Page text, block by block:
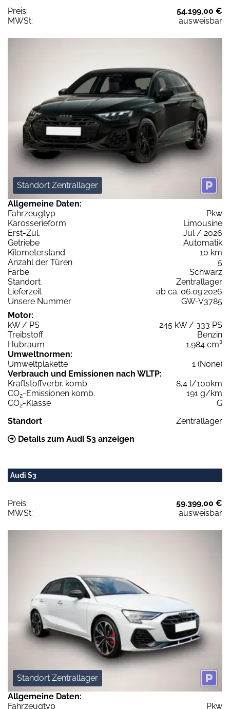
Preis:
54.199,00 €
MWSt:
ausweisbar
Standort Zentrallager
Allgemeine Daten:
Fahrzeugtyp
Pkw
Karosserieform
Limousine
Erst-Zul.
Jul / 2026
Getriebe
Automatik
Kilometerstand
10 km
Anzahl der Türen
5
Farbe
Schwarz
Standort
Zentrallager
Lieferzeit
ab ca. 06.09.2026
Unsere Nummer
GW-V3785
Motor:
kW / PS
245 kW / 333 PS
Treibstoff
Benzin
Hubraum
1.984 cm³
Umweltnormen:
Umweltplakette
1 (None)
Verbrauch und Emissionen nach WLTP:
Kraftstoffverbr. komb.
8,4 l/100km
CO2-Emissionen komb.
191 g/km
CO2-Klasse
G
Standort
Zentrallager
Details zum Audi S3 anzeigen
Audi S3
Preis:
59.399,00 €
MWSt:
ausweisbar
Standort Zentrallager
Allgemeine Daten:
Fahrzeugtyp
Pkw